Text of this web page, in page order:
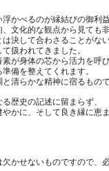
かべるのが縁結びの御利益
文化的な観点から見ても
決して合わさることがない
扱われてきました。
が身体の芯から活力を呼び
備を整えてくれます。
歴史の記述に留まらず、
かに、そして良き縁に恵